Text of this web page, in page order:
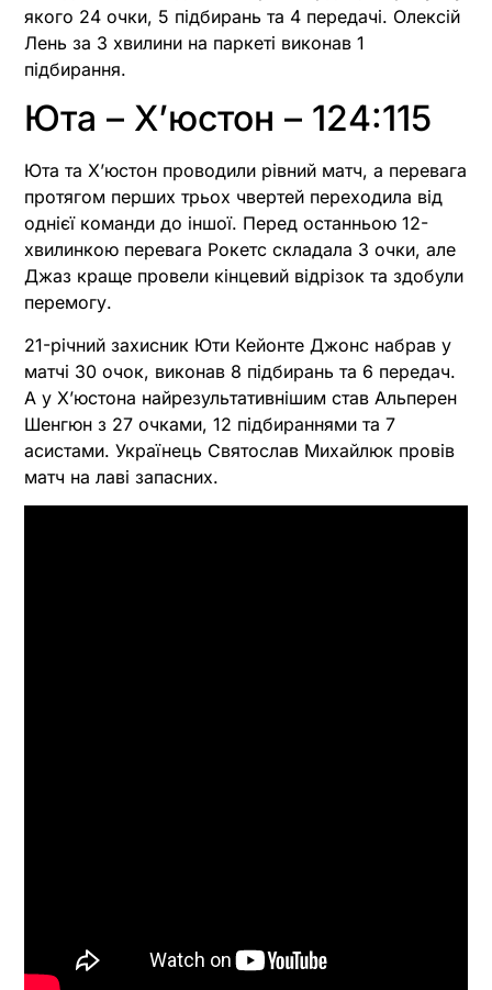
якого 24 очки, 5 підбирань та 4 передачі. Олексій
Лень за 3 хвилини на паркеті виконав 1
підбирання.
Юта – Х’юстон – 124:115
Юта та Х’юстон проводили рівний матч, а перевага
протягом перших трьох чвертей переходила від
однієї команди до іншої. Перед останньою 12-
хвилинкою перевага Рокетс складала 3 очки, але
Джаз краще провели кінцевий відрізок та здобули
перемогу.
21-річний захисник Юти Кейонте Джонс набрав у
матчі 30 очок, виконав 8 підбирань та 6 передач.
А у Х’юстона найрезультативнішим став Альперен
Шенгюн з 27 очками, 12 підбираннями та 7
асистами. Українець Святослав Михайлюк провів
матч на лаві запасних.